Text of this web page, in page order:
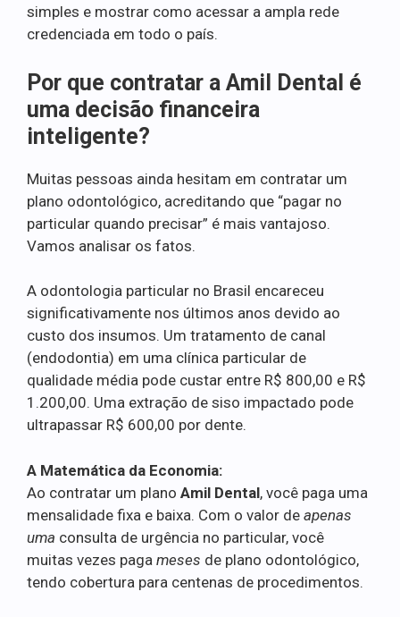
simples e mostrar como acessar a ampla rede
credenciada em todo o país.
Por que contratar a Amil Dental é
uma decisão financeira
inteligente?
Muitas pessoas ainda hesitam em contratar um
plano odontológico, acreditando que “pagar no
particular quando precisar” é mais vantajoso.
Vamos analisar os fatos.
A odontologia particular no Brasil encareceu
significativamente nos últimos anos devido ao
custo dos insumos. Um tratamento de canal
(endodontia) em uma clínica particular de
qualidade média pode custar entre R$ 800,00 e R$
1.200,00. Uma extração de siso impactado pode
ultrapassar R$ 600,00 por dente.
A Matemática da Economia:
Ao contratar um plano Amil Dental, você paga uma
mensalidade fixa e baixa. Com o valor de apenas
uma consulta de urgência no particular, você
muitas vezes paga meses de plano odontológico,
tendo cobertura para centenas de procedimentos.